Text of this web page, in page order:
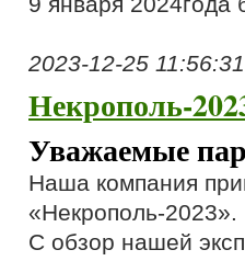
2023-12-25
Некрополь-
Уважаемые
Наша компания
«Некрополь-2023».
С обзор нашей